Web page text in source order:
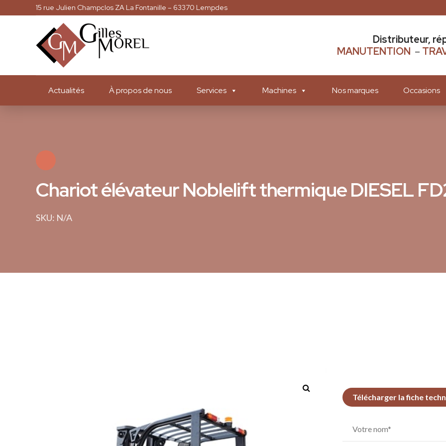
15 rue Julien Champclos ZA La Fontanille – 63370 Lempdes
Distributeur,
MANUTENTION –
Actualités À propos de nous Services Machines Nos marques Occasions
Chariot élévateur Noblelift thermique DIESEL
SKU: N/A
Télécharger la fiche